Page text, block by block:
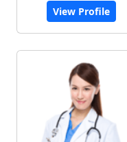
View Profile